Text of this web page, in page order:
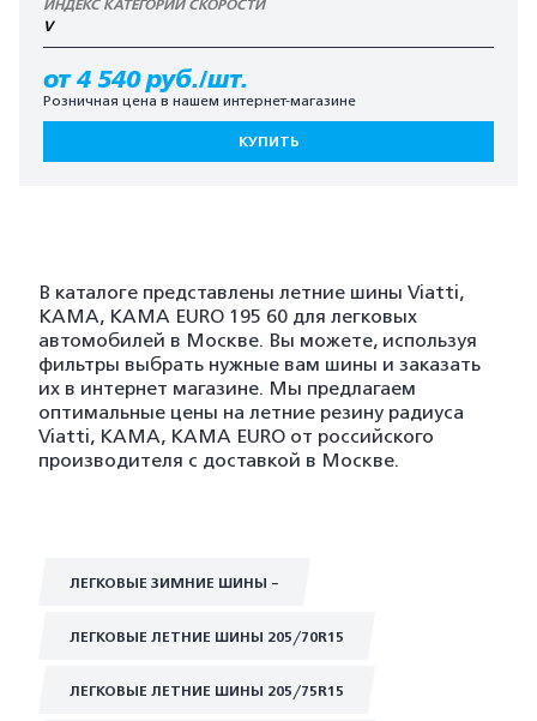
ИНДЕКС КАТЕГОРИИ СКОРОСТИ
V
от 4 540 руб./шт.
Розничная цена в нашем интернет-магазине
КУПИТЬ
В каталоге представлены летние шины Viatti,
KAMA, KAMA EURO 195 60 для легковых
автомобилей в Москве. Вы можете, используя
фильтры выбрать нужные вам шины и заказать
их в интернет магазине. Мы предлагаем
оптимальные цены на летние резину радиуса
Viatti, KAMA, KAMA EURO от российского
производителя с доставкой в Москве.
ЛЕГКОВЫЕ ЗИМНИЕ ШИНЫ -
ЛЕГКОВЫЕ ЛЕТНИЕ ШИНЫ 205/70R15
ЛЕГКОВЫЕ ЛЕТНИЕ ШИНЫ 205/75R15